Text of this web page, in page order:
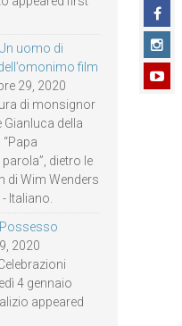
uomo di
film
29, 2020
di monsignor
Gianluca della
dietro le
di Wim Wenders
Italiano.
Possesso
2020
4 gennaio
appeared